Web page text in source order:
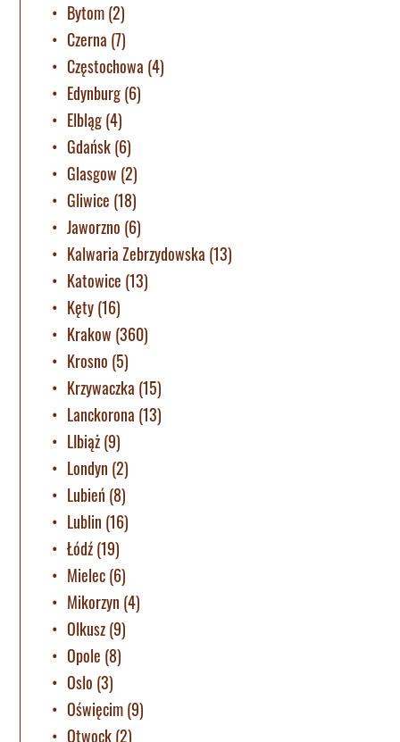
Bytom(2)
Czerna (7)
Częstochowa (4)
Edynburg(6)
Elbląg(4)
Gdańsk(6)
Glasgow (2)
Gliwice (18)
Jaworzno (6)
Kalwaria Zebrzydowska (13)
Katowice (13)
Kęty(16)
Krakow (360)
Krosno (5)
Krzywaczka (15)
Lanckorona (13)
LIbiąż(9)
Londyn (2)
Lubień (8)
Lublin (16)
Łódź(19)
Mielec(6)
Mikorzyn (4)
Olkusz(9)
Opole (8)
Oslo (3)
Oświęcim(9)
Otwock(2)